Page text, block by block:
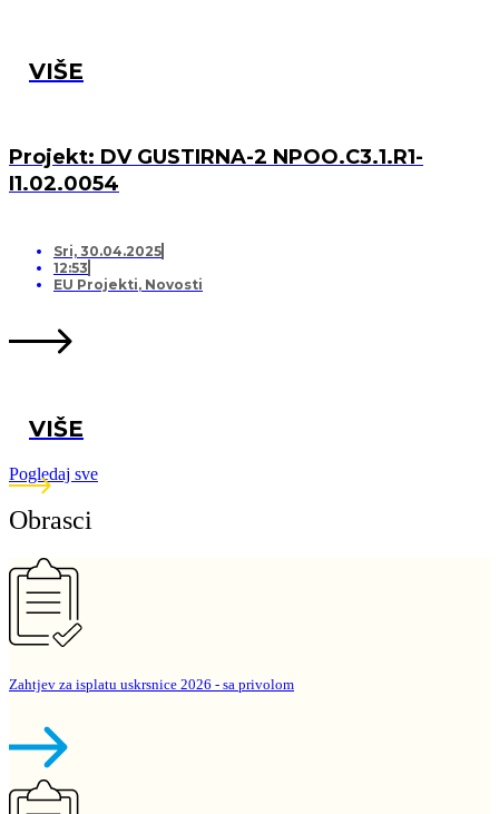
VIŠE
Projekt: DV GUSTIRNA-2 NPOO.C3.1.R1-
I1.02.0054
Sri, 30.04.2025
12:53
EU Projekti, Novosti
VIŠE
Pogledaj sve
Obrasci
Zahtjev za isplatu uskrsnice 2026 - sa privolom